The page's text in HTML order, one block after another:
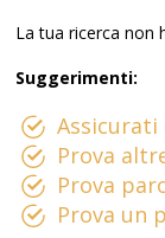
La tua ricerca non
Suggerimenti:
Prova
Prova
Prova un